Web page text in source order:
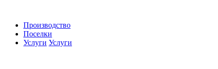
Производство
Поселки
Услуги Услуги